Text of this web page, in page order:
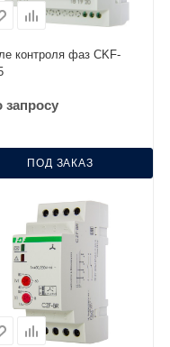
контроля фаз CKF-
запросу
ПОД ЗАКАЗ